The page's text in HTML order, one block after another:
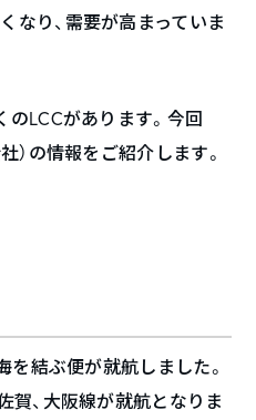
なり、需要が高まっていま
のLCCがあります。今回
）の情報をご紹介します。
結ぶ便が就航しました。
賀、大阪線が就航となりま